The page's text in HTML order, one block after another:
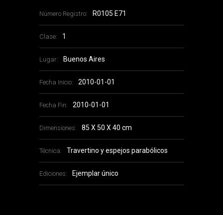
Número Registro: R0105 E71
Clase: 1
Lugar: Buenos Aires
Fecha Inicio: 2010-01-01
Fecha Fin: 2010-01-01
Dimensiones: 85 X 50 X 40 cm
Técnica: Travertino y espejos parabólicos
Ediciones: Ejemplar único